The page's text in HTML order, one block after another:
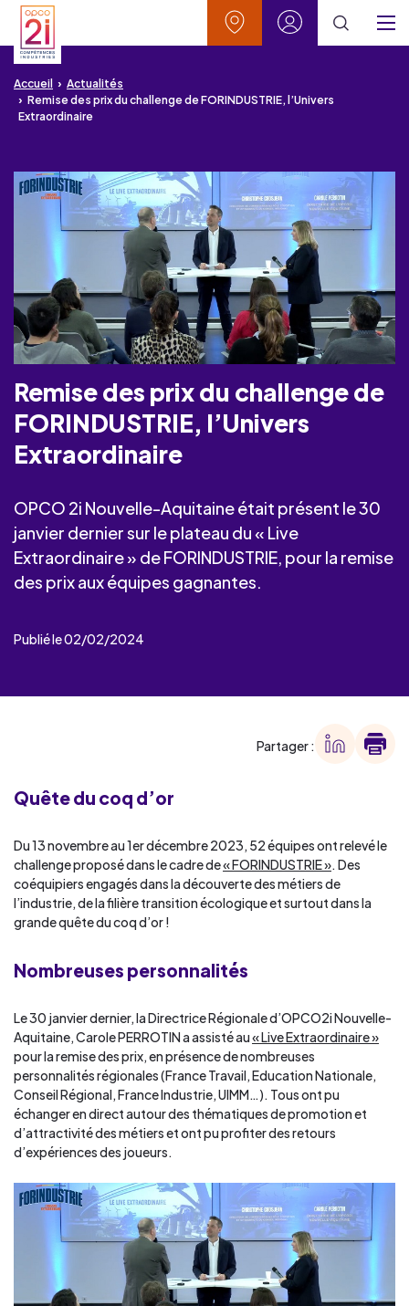
Aller au contenu
Aller à la recherche
Aller au menu
Aller au pied de page
Accueil
Actualités
Remise des prix du challenge de FORINDUSTRIE, l’Univers
Extraordinaire
Remise des prix du challenge de
FORINDUSTRIE, l’Univers
Extraordinaire
OPCO 2i Nouvelle-Aquitaine était présent le 30
janvier dernier sur le plateau du « Live
Extraordinaire » de FORINDUSTRIE, pour la remise
des prix aux équipes gagnantes.
Publié le 02/02/2024
Partager :
Quête du coq d’or
Du 13 novembre au 1er décembre 2023, 52 équipes ont relevé le
challenge proposé dans le cadre de« FORINDUSTRIE » . Des
coéquipiers engagés dans la découverte des métiers de
l’industrie, de la filière transition écologique et surtout dans la
grande quête du coq d’or !
Nombreuses personnalités
Le 30 janvier dernier, la Directrice Régionale d’OPCO2i Nouvelle-
Aquitaine, Carole PERROTIN a assisté au« Live Extraordinaire »
pour la remise des prix, en présence de nombreuses
personnalités régionales (France Travail, Education Nationale,
Conseil Régional, France Industrie, UIMM…). Tous ont pu
échanger en direct autour des thématiques de promotion et
d’attractivité des métiers et ont pu profiter des retours
d’expériences des joueurs.